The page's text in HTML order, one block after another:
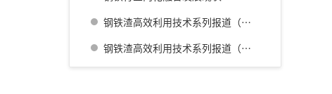
钢铁渣高效利用技术系列报道（三） 名古屋厂铁水预处理炉渣肥料化的开发
钢铁渣高效利用技术系列报道（四） 广畑厂灰石材生产利用技术的开发